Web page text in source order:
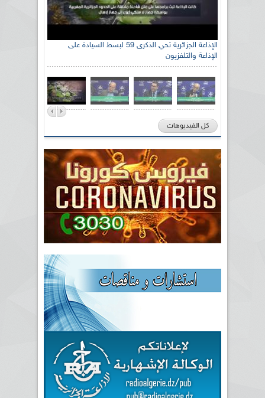
الإذاعة الجزائرية تحي الذكرى 59 لبسط السيادة على
الإذاعة والتلفزيون
كل الفيديوهات